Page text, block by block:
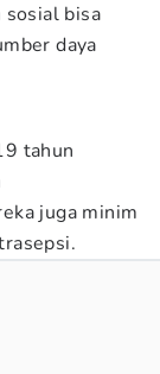
sosial bisa
daya
tahun
juga minim